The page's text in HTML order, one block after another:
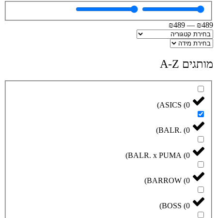
₪489
—
₪489
מותגים A-Z
ASICS (0
)
BALR. (0
)
BALR. x PUMA (0
)
BARROW (0
)
BOSS (0
)